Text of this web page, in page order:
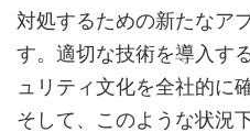
対処するための新たなア
す。適切な技術を導入す
ュリティ文化を全社的に
そして、このような状況